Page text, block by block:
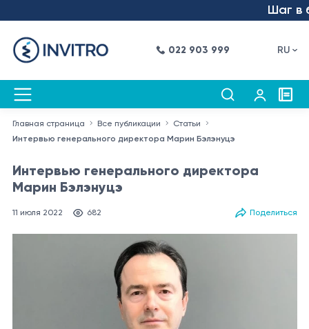
Шаг в
022 903 999 RU
Главная страница Все публикации
Статьи
Интервью генерального директора Марин Бэлэнуцэ
Интервью генерального директора
Марин Бэлэнуцэ
11 июля 2022 682 Поделиться